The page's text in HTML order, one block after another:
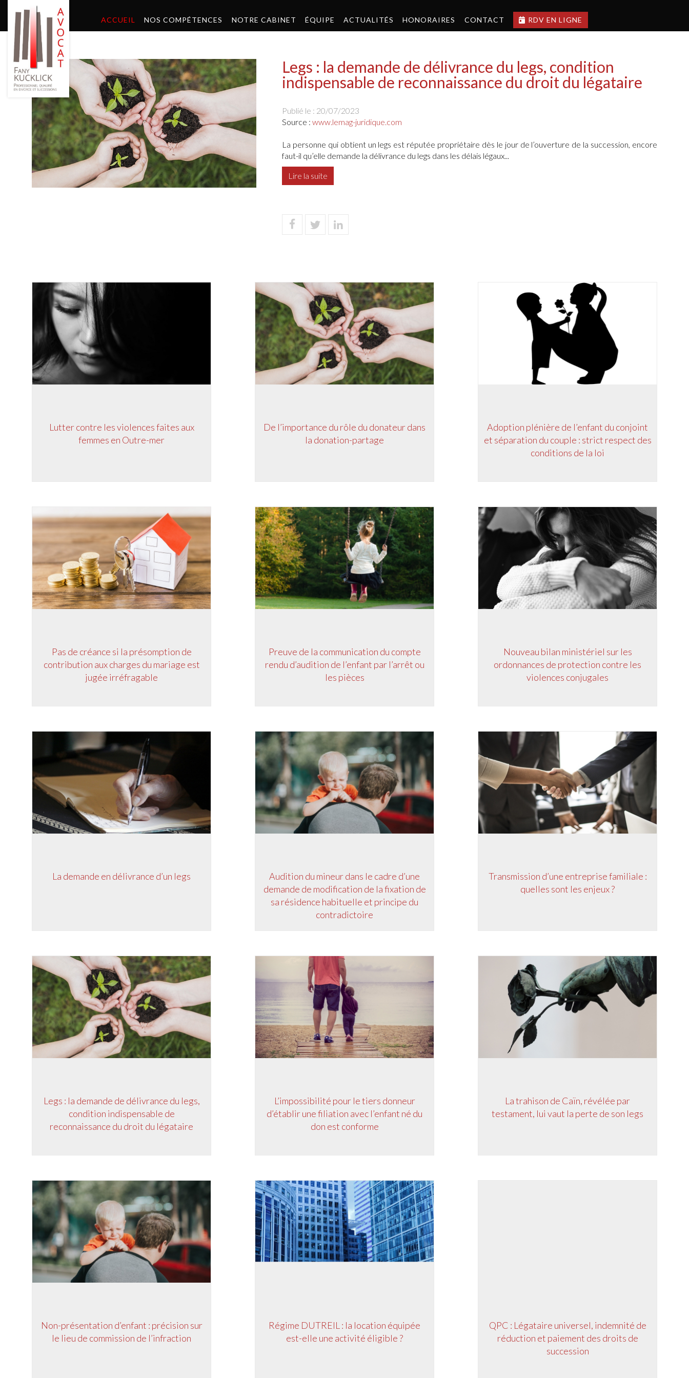
ACCUEIL NOS COMPÉTENCES NOTRE CABINET ÉQUIPE ACTUALITÉS HONORAIRES CONTACT RDV EN LIGNE
Legs : la demande de délivrance du legs, condition
indispensable de reconnaissance du droit du légataire
Publié le : 20/07/2023
Source : www.lemag-juridique.com
La personne qui obtient un legs est réputée propriétaire dès le jour de l’ouverture de la succession, encore
faut-il qu’elle demande la délivrance du legs dans les délais légaux...
Lire la suite
Lutter contre les violences faites aux
femmes en Outre-mer
De l’importance du rôle du donateur dans
la donation-partage
Adoption plénière de l’enfant du conjoint
et séparation du couple : strict respect des
conditions de la loi
Pas de créance si la présomption de
contribution aux charges du mariage est
jugée irréfragable
Preuve de la communication du compte
rendu d’audition de l’enfant par l’arrêt ou
les pièces
Nouveau bilan ministériel sur les
ordonnances de protection contre les
violences conjugales
La demande en délivrance d’un legs
Audition du mineur dans le cadre d’une
demande de modification de la fixation de
sa résidence habituelle et principe du
contradictoire
Transmission d’une entreprise familiale :
quelles sont les enjeux ?
Legs : la demande de délivrance du legs,
condition indispensable de
reconnaissance du droit du légataire
L’impossibilité pour le tiers donneur
d’établir une filiation avec l’enfant né du
don est conforme
La trahison de Caïn, révélée par
testament, lui vaut la perte de son legs
Non-présentation d’enfant : précision sur
le lieu de commission de l’infraction
Régime DUTREIL : la location équipée
est-elle une activité éligible ?
QPC : Légataire universel, indemnité de
réduction et paiement des droits de
succession